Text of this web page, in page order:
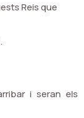
Reis que
i seran els